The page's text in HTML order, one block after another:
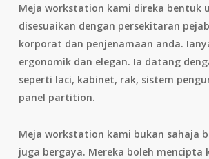
Meja workstation kami direka bentuk
disesuaikan dengan persekitaran
korporat dan penjenamaan anda.
ergonomik dan elegan. Ia datang
seperti laci, kabinet, rak, sistem
panel partition.
Meja workstation kami bukan sahaja
juga bergaya. Mereka boleh mencipta